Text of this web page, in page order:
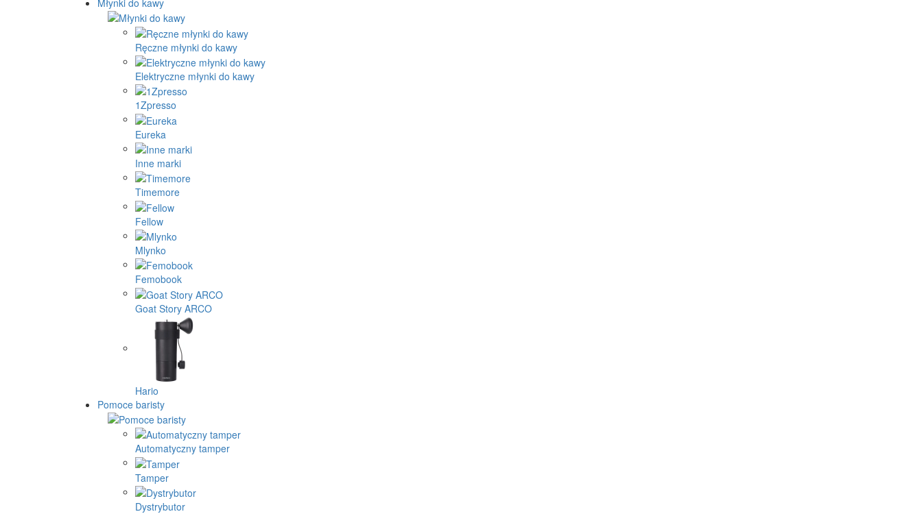
Ręczne młynki do kawy
Elektryczne młynki do kawy
1Zpresso
Eureka
Inne marki
Timemore
Fellow
Mlynko
Femobook
Goat Story ARCO
Hario
Pomoce baristy
Automatyczny tamper
Tamper
Dystrybutor